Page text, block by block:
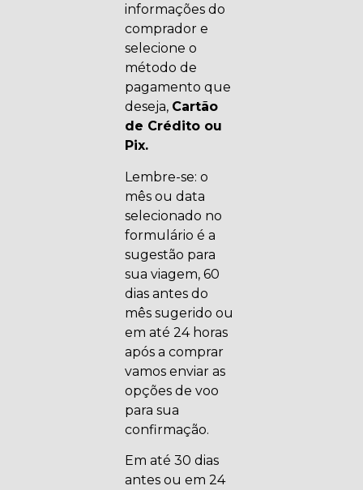
informações do
comprador e
selecione o
método de
pagamento que
deseja, Cartão
de Crédito ou
Pix.
Lembre-se: o
mês ou data
selecionado no
formulário é a
sugestão para
sua viagem, 60
dias antes do
mês sugerido ou
em até 24 horas
após a comprar
vamos enviar as
opções de voo
para sua
confirmação.
Em até 30 dias
antes ou em 24